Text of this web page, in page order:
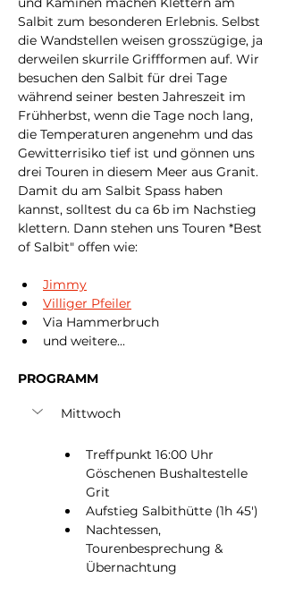
Salbit zum besonderen Erlebnis. Selbst
die Wandstellen weisen grosszügige, ja
derweilen skurrile Griffformen auf. Wir
besuchen den Salbit für drei Tage
während seiner besten Jahreszeit im
Frühherbst, wenn die Tage noch lang,
die Temperaturen angenehm und das
Gewitterrisiko tief ist und gönnen uns
drei Touren in diesem Meer aus Granit.
Damit du am Salbit Spass haben
kannst, solltest du ca 6b im Nachstieg
klettern. Dann stehen uns Touren *Best
of Salbit" offen wie:
Jimmy
Villiger Pfeiler
Via Hammerbruch
und weitere...
PROGRAMM
Mittwoch
Treffpunkt 16:00 Uhr
Göschenen Bushaltestelle
Grit
Aufstieg Salbithütte (1h 45')
Nachtessen,
Tourenbesprechung &
Übernachtung